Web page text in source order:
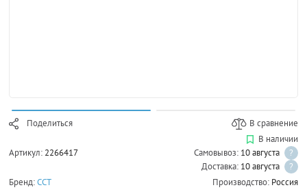
Поделиться В сравнение
Артикул: 2266417
В наличии
Самовывоз: 10 августа
?
Доставка: 10 августа
?
Бренд:ССТ Производство: Россия